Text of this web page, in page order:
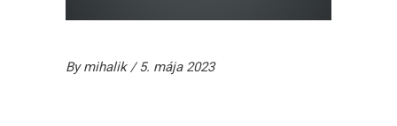
Bymihalik 5. mája 2023